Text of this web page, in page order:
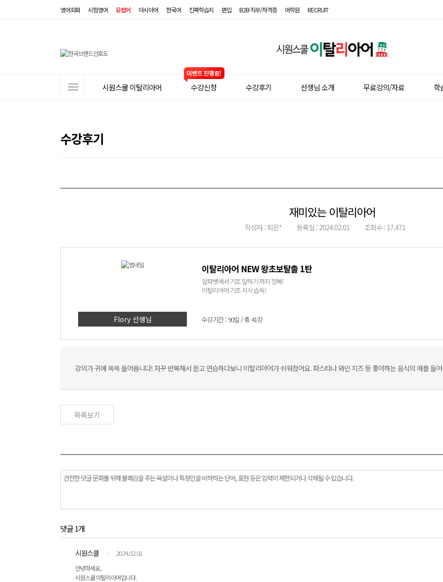
영어회화 시험영어 유럽어 아시아어 한국어 진짜학습지 편입 B2B·직무/자격증 어학원 RECRUIT
원
쿨
뉴
시원스쿨 이탈리아어 수강신청 수강후기 선생님 소개 무료강의/자료 학
수강후기
재미있는 이탈리아어
작성자 : 최은* 등록일 : 2024.02.01 조회수 : 17,471
Flory 선생님
이탈리아어 NEW 왕초보탈출 1탄
알파벳에서 기초 말하기 까지 정복!
이탈리아어 기초 지식 습득!
수강기간 : 90일 / 총 41강
강의가 귀에 쏙쏙 들어옵니다! 자꾸 반복해서 듣고 연습하다보니 이탈리아어가 쉬워졌어요. 파스타나 와인 치즈 등 좋아하는 음식의 예를 들
목록보기
댓글 1개
시원스쿨 2024.02.01
안녕하세요,
시원스쿨 이탈리아어입니다.